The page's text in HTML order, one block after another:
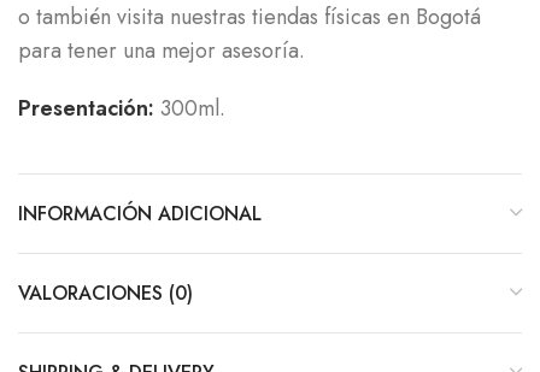
o también visita nuestras tiendas físicas en Bogotá
para tener una mejor asesoría.
Presentación: 300ml.
INFORMACIÓN ADICIONAL
VALORACIONES (0)